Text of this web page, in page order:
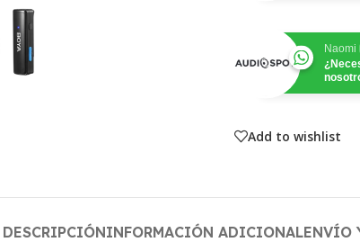
Naomi
Add to wishlist
DESCRIPCIÓNINFORMACIÓN ADICIONALENVÍO